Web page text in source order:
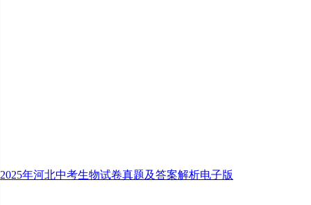
2025年河北中考生物试卷真题及答案解析电子版